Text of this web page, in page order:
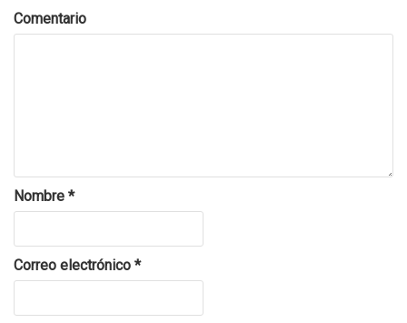
Comentario
Nombre *
Correo electrónico *